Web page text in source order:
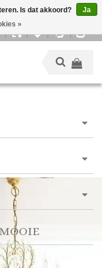
Is dat akkoord?
Ja
»